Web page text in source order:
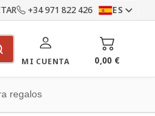
+34 971 822 426 ES
MI CUENTA 0,00 €
regalos